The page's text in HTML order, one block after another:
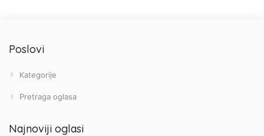
Poslovi
Kategorije
Pretraga oglasa
Najnoviji oglasi